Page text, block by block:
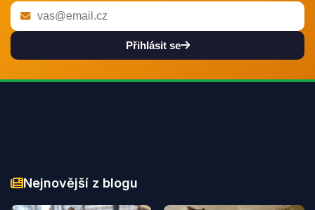
Přihlásit se
Nejnovější z blogu